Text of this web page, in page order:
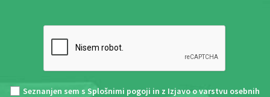
Seznanjen sem s Splošnimi pogoji in z Izjavo o varstvu osebnih